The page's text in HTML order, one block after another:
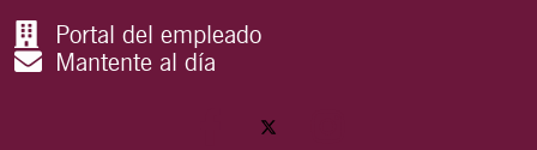
Portal del empleado
Mantente al día